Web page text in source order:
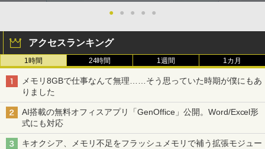
● ● ● ● ●
アクセスランキング
1時間 24時間 1週間 1カ月
メモリ8GBで仕事なんて無理……そう思っていた時期が僕にもあ
りました
AI搭載の無料オフィスアプリ「GenOffice」公開。Word/Excel形
式にも対応
キオクシア、メモリ不足をフラッシュメモリで補う拡張モジュー